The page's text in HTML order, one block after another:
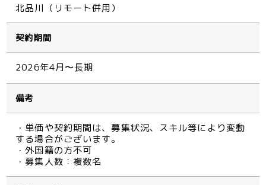
北品川（リモート併用）
契約期間
2026年4月〜長期
備考
・単価や契約期間は、募集状況、スキル等により変動
する場合がございます。
・外国籍の方不可
・募集人数：複数名